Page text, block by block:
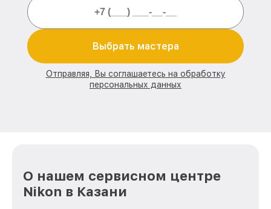
Выбрать мастера
Отправляя, Вы соглашаетесь на обработку
персональных данных
О нашем сервисном центре
Nikon в Казани